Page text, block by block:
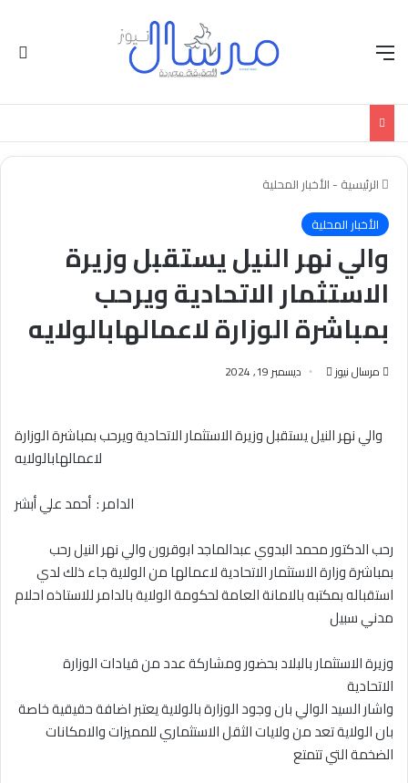
القائمة
الرئيسية - الأخبار المحلية
الأخبار المحلية
والي نهر النيل يستقبل وزيرة
الاستثمار الاتحادية ويرحب
بمباشرة الوزارة لاعمالهابالولايه
مرسال نيوز
أرسل ديسمبر 19, 2024
والي نهر النيل يستقبل وزيرة الاستثمار الاتحادية ويرحب بمباشرة الوزارة
لاعمالهابالولايه
الدامر : أحمد علي أبشر
رحب الدكتور محمد البدوي عبدالماجد ابوقرون والي نهر النيل رحب
بمباشرة وزارة الاستثمار الاتحادية لاعمالها من الولاية جاء ذلك لدي
استقباله بمكتبه بالامانة العامة لحكومة الولاية بالدامر للاستاذه احلام
مدني سبيل
وزيرة الاستثمار بالبلاد بحضور ومشاركة عدد من قيادات الوزارة
الاتحادية
واشار السيد الوالي بان وجود الوزارة بالولاية يعتبر اضافة حقيقية خاصة
بان الولاية تعد من ولايات الثقل الاستثماري للمميزات والامكانات
الضخمة التي تتمتع